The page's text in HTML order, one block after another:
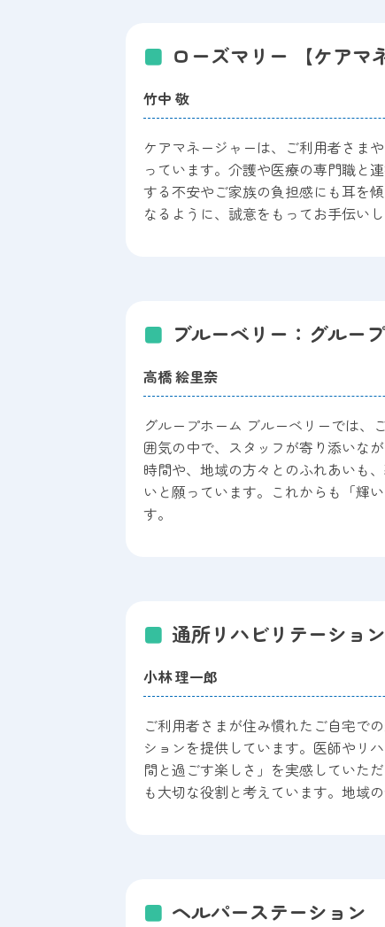
ローズマリー 【ケアマ
竹中 敬
ケアマネージャーは、ご利用者さま
っています。介護や医療の専門職と
する不安やご家族の負担感にも耳を
なるように、誠意をもってお手伝いし
ブルーベリー：グルー
高橋 絵里奈
グループホーム ブルーベリーでは、
囲気の中で、スタッフが寄り添いな
時間や、地域の方々とのふれあいも
いと願っています。これからも「輝
す。
通所リハビリテーション
小林 理一郎
ご利用者さまが住み慣れたご自宅で
ションを提供しています。医師やリ
間と過ごす楽しさ」を実感していた
も大切な役割と考えています。地域
ヘルパーステーション